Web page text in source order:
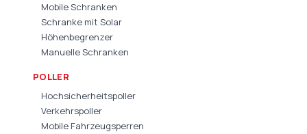
Mobile Schranken
Schranke mit Solar
Höhenbegrenzer
Manuelle Schranken
POLLER
Hochsicherheitspoller
Verkehrspoller
Mobile Fahrzeugsperren